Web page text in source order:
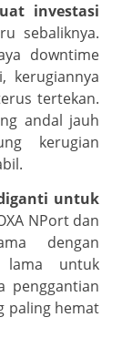
investasi
sebaliknya.
downtime
kerugiannya
tertekan.
andal jauh
kerugian
untuk
NPort dan
dengan
lama untuk
penggantian
paling hemat